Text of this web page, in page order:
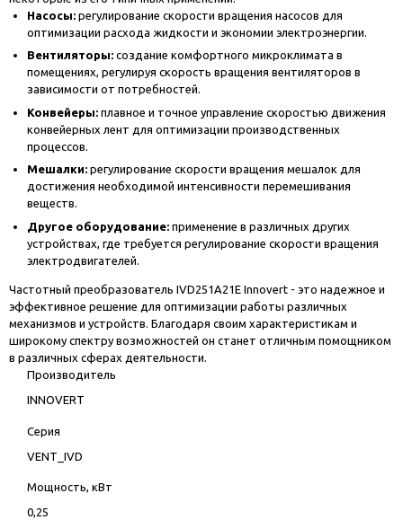
Насосы: регулирование скорости вращения насосов для
оптимизации расхода жидкости и экономии электроэнергии.
Вентиляторы: создание комфортного микроклимата в
помещениях, регулируя скорость вращения вентиляторов в
зависимости от потребностей.
Конвейеры: плавное и точное управление скоростью движения
конвейерных лент для оптимизации производственных
процессов.
Мешалки: регулирование скорости вращения мешалок для
достижения необходимой интенсивности перемешивания
веществ.
Другое оборудование: применение в различных других
устройствах, где требуется регулирование скорости вращения
электродвигателей.
Частотный преобразователь IVD251A21E Innovert - это надежное и
эффективное решение для оптимизации работы различных
механизмов и устройств. Благодаря своим характеристикам и
широкому спектру возможностей он станет отличным помощником
в различных сферах деятельности.
Производитель
INNOVERT
Серия
VENT_IVD
Мощность, кВт
0,25